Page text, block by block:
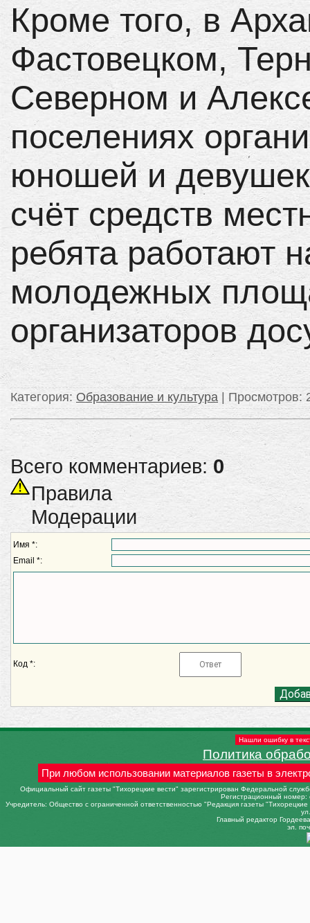
Кроме того, в
Фастовецком,
Северном и
поселениях
юношей и
счёт средств
ребята работают
молодежных
организаторов
Категория: Образование и культура | Просмотров:
Всего комментариев: 0
Правила
Модерации
Имя *:
Email *:
Код *:
Нашли ошибку в
Политика
При любом использовании материалов газеты в
Официальный сайт газеты "Тихорецкие вести" зарегистрирован Федеральной
Регистрационный
Учредитель: Общество с ограниченной ответственностью "Редакция газеты
Главный редактор
эл.